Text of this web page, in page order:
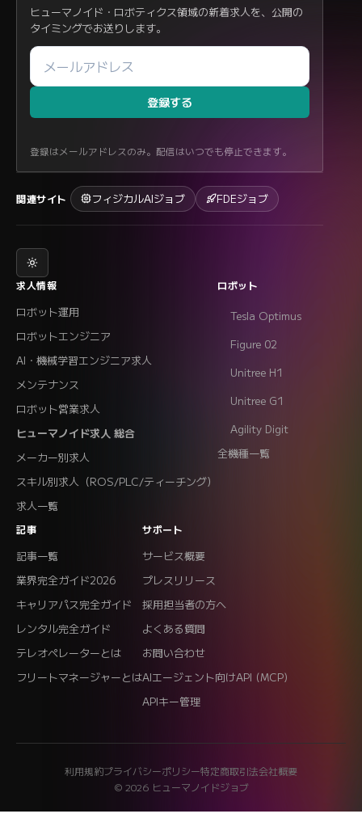
ヒューマノイド・ロボティクス領域の新着求人を、公開の
タイミングでお送りします。
登録する
登録はメールアドレスのみ。配信はいつでも停止できます。
関連サイト フィジカルAIジョブ FDEジョブ
求人情報
ロボット運用
ロボットエンジニア
AI・機械学習エンジニア求人
メンテナンス
ロボット営業求人
ヒューマノイド求人 総合
メーカー別求人
スキル別求人（ROS/PLC/ティーチング）
求人一覧
ロボット
Tesla Optimus
Figure 02
Unitree H1
Unitree G1
Agility Digit
全機種一覧
記事
記事一覧
業界完全ガイド2026
キャリアパス完全ガイド
レンタル完全ガイド
テレオペレーターとは
フリートマネージャーとは
サポート
サービス概要
プレスリリース
採用担当者の方へ
よくある質問
お問い合わせ
AIエージェント向けAPI (MCP)
APIキー管理
利用規約プライバシーポリシー特定商取引法会社概要
© 2026 ヒューマノイドジョブ